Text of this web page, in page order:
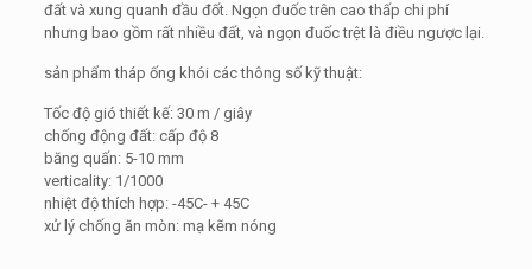
đất và xung quanh đầu đốt. Ngọn đuốc trên cao thấp chi phí
nhưng bao gồm rất nhiều đất, và ngọn đuốc trệt là điều ngược lại.
sản phẩm tháp ống khói các thông số kỹ thuật:
Tốc độ gió thiết kế: 30 m / giây
chống động đất: cấp độ 8
băng quấn: 5-10 mm
verticality: 1/1000
nhiệt độ thích hợp: -45C- + 45C
xử lý chống ăn mòn: mạ kẽm nóng